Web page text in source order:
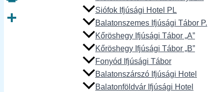
Siófok Ifjúsági Hotel PL
Balatonszemes Ifjúsági Tábor P.
Kőröshegy Ifjúsági Tábor „A”
Kőröshegy Ifjúsági Tábor „B”
Fonyód Ifjúsági Tábor
Balatonszárszó Ifjúsági Hotel
Balatonföldvár Ifjúsági Hotel
Print